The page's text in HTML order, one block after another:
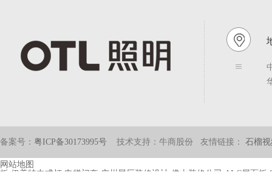
备案号： 粤ICP备30173995号 技术支持：牛商股份 友情链接： 石榴
网站地图